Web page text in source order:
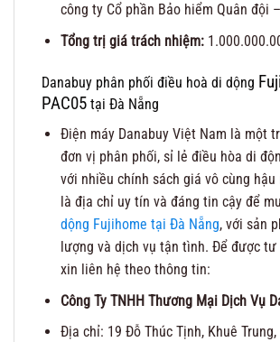
công ty Cổ phần Bảo hiểm Quân đội
Tổng trị giá trách nhiệm:
Danabuy phân phối điều hoà di dộng
PAC05 tại Đà Nẵng
Điện máy Danabuy Việt Nam là một
đơn vị phân phối, sỉ lẻ điều hòa di
với nhiều chính sách giá vô cùng hậu
là địa chỉ uy tín và đáng tin cậy để
dộng Fujihome tại Đà Nẵng, với sản
lượng và dịch vụ tận tình. Để được
xin liên hệ theo thông tin:
Công Ty TNHH Thương Mại Dịch Vụ
Địa chỉ: 19 Đỗ Thúc Tịnh, Khuê